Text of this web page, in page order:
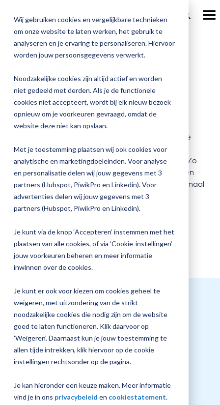
Wij gebruiken cookies en vergelijkbare technieken
om onze website te laten werken, het gebruik te
analyseren en je ervaring te personaliseren. Hiervoor
worden jouw persoonsgegevens verwerkt.
Noodzakelijke cookies zijn altijd actief en worden
niet gedeeld met derden. Als je de functionele
cookies niet accepteert, wordt bij elk nieuw bezoek
opnieuw om je voorkeuren gevraagd, omdat de
website deze niet kan opslaan.
Met je toestemming plaatsen wij ook cookies voor
analytische en marketingdoeleinden. Voor analyse
en personalisatie delen wij jouw gegevens met 3
partners (Hubspot, PiwikPro en Linkedin). Voor
advertenties delen wij jouw gegevens met 3
partners (Hubspot, PiwikPro en Linkedin).
Je kunt via de knop ‘Accepteren’ instemmen met het
plaatsen van alle cookies, of via ‘Cookie-instellingen’
jouw voorkeuren beheren en meer informatie
inwinnen over de cookies.
Je kunt er ook voor kiezen om cookies geheel te
weigeren, met uitzondering van de strikt
noodzakelijke cookies die nodig zijn om de website
goed te laten functioneren. Klik daarvoor op
'Weigeren'. Daarnaast kun je jouw toestemming te
allen tijde intrekken, klik hiervoor op de cookie
instellingen rechtsonder op de pagina.
Je kan hieronder een keuze maken. Meer informatie
vind je in ons privacybeleid en cookiestatement.
verder
Onze
Magister MX
Aanmelden
& verzuim
Magister To do
Magister Join
Magister Inzicht
Magister Kluisjes
alle
oplossingen
Magister is
Docenten
Onderwijsondersteunend personeel
Leerlingen
Ouders
Onze
Check-up
Quickscan
Applicatiebeheer
Overstappen
Academy
Training op jouw school
Praktische informatie
heb
snel
inzicht
in
Over Magister
Actueel
Magister Journaal
Over ons
Werken bij Magister
Gebruikerspanel
Media & Pers
Proefdraaien voor
Zelfverzekerd de spannende dag van de
examenuitslagen tegemoet gaan? Tijdens deze
training doorloop je alle stappen van de
Examenassistent en test je de inrichting ervan. Zo
weet je zeker dat de examenuitslagen soepel en
foutloos uit het systeem rollen. Je doet dit allemaal
in je eigen testomgeving!
Datum training
26 mei 2026